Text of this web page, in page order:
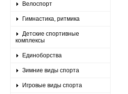
Велоспорт
Гимнастика, ритмика
Детские спортивные
комплексы
Единоборства
Зимние виды спорта
Игровые виды спорта